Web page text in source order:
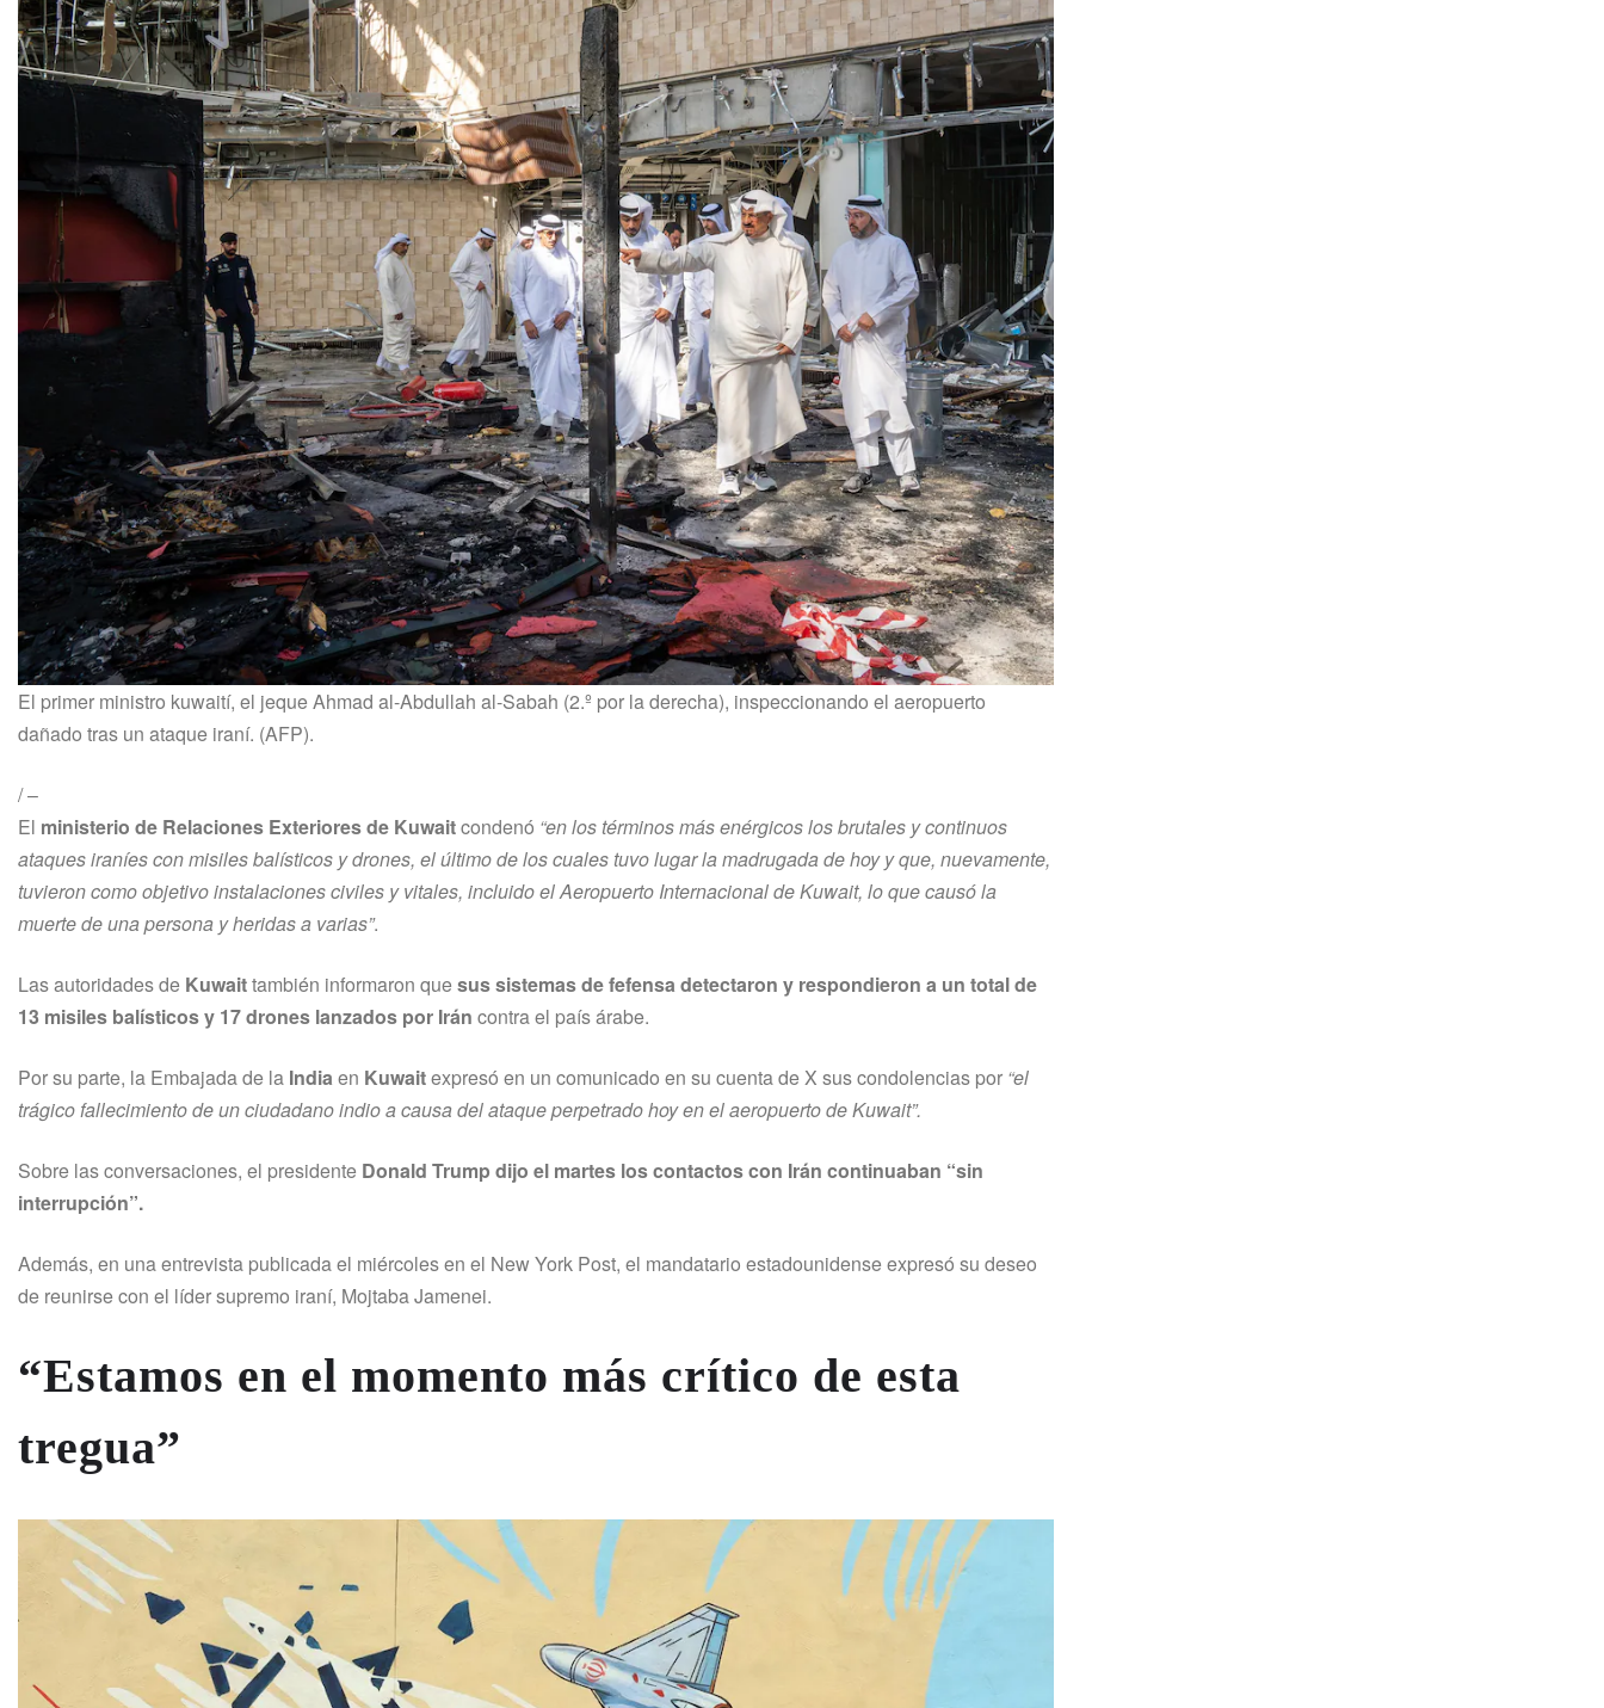
El primer ministro kuwaití, el jeque Ahmad al-Abdullah al-Sabah (2.º por la derecha), inspeccionando el aeropuerto
dañado tras un ataque iraní. (AFP).
/–
El ministerio de Relaciones Exteriores de Kuwaitcondenó “en los términos más enérgicos los brutales y continuos
ataques iraníes con misiles balísticos y drones, el último de los cuales tuvo lugar la madrugada de hoy y que, nuevamente,
tuvieron como objetivo instalaciones civiles y vitales, incluido el Aeropuerto Internacional de Kuwait, lo que causó la
muerte de una persona y heridas a varias”.
Las autoridades de Kuwaittambién informaron quesus sistemas de fefensa detectaron y respondieron a un total de
13 misiles balísticos y 17 drones lanzados por Irán contra el país árabe.
Por su parte, la Embajada de la Indiaen Kuwaitexpresó en un comunicado en su cuenta de X sus condolencias por “el
trágico fallecimiento de un ciudadano indio a causa del ataque perpetrado hoy en el aeropuerto de Kuwait”.
Sobre las conversaciones, el presidente Donald Trump dijo el martes los contactos con Irán continuaban “sin
interrupción”.
Además, en una entrevista publicada el miércoles en el New York Post, el mandatario estadounidense expresó su deseo
de reunirse con el líder supremo iraní, Mojtaba Jamenei.
“Estamos en el momento más crítico de esta
tregua”